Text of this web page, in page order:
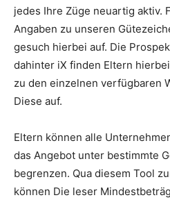
jedes Ihre Züge neuartig aktiv.
Angaben zu unseren
gesuch hierbei auf. Die
dahinter iX finden Eltern
zu den einzelnen verfügbaren
Diese auf.
Eltern können alle
das Angebot unter bestimmte
begrenzen. Qua diesem Tool
können Die leser